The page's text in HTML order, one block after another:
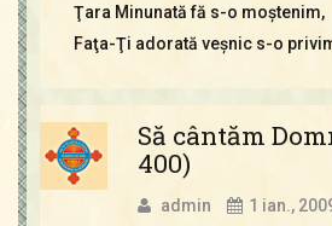
Ţara Minunată fă s-o moştenim,
Faţa-Ţi adorată veşnic s-o
Să cântăm
400)
admin 1 ian.,